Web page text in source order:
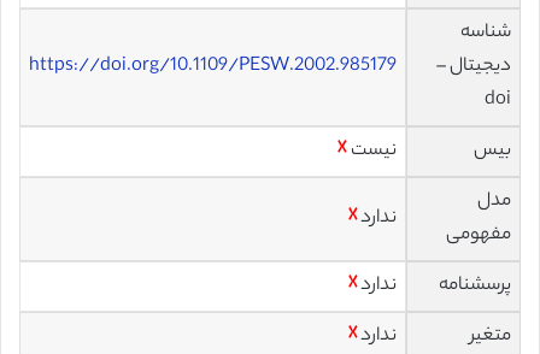
شناسه
دیجیتال –
doi
https://doi.org/10.1109/PESW.2002.985179
بیس نیست☓
مدل
مفهومی
ندارد☓
پرسشنامه ندارد☓
متغیر
ندارد☓